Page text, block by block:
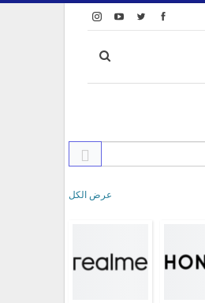
عرض الكل